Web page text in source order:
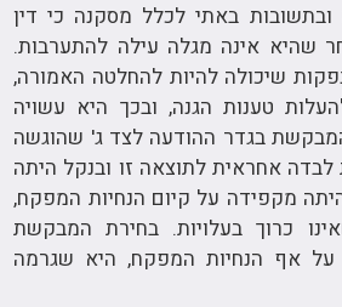
באתי לכלל מסקנה כי דין
שהיא אינה מגלה עילה להתערבות.
שיכולה להיות להחלטה האמורה,
טענות הגנה, ובכך היא עשויה
בגדר ההודעה לצד ג' שהוגשה
אחראית לתוצאה זו ובנקל היתה
מקפידה על קיום הנחיות המפקח,
כרוך בעלויות. בחירת המבקשת
אף הנחיות המפקח, היא שגרמה